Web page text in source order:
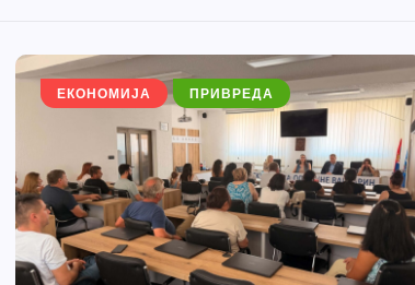
ЕКОНОМИЈА ПРИВРЕДА